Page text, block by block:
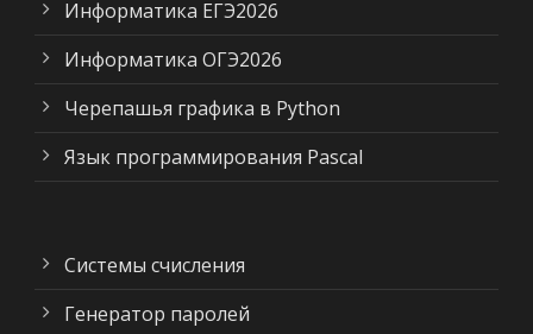
Информатика ЕГЭ2026
Информатика ОГЭ2026
Черепашья графика в Python
Язык программирования Pascal
Системы счисления
Генератор паролей